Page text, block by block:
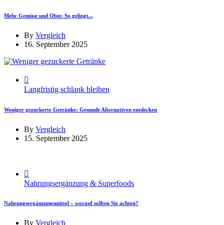
Mehr Gemüse und Obst: So gelingt...
By Vergleich
16. September 2025
Langfristig schlank bleiben
Weniger gezuckerte Getränke: Gesunde Alternativen entdecken
By Vergleich
15. September 2025
Nahrungsergänzung & Superfoods
Nahrungsergänzungsmittel – worauf sollten Sie achten?
By Vergleich